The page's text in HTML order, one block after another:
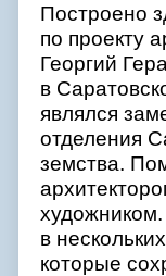
Построено
по проекту
Георгий
в
являлся
отделения
земства.
в
которые